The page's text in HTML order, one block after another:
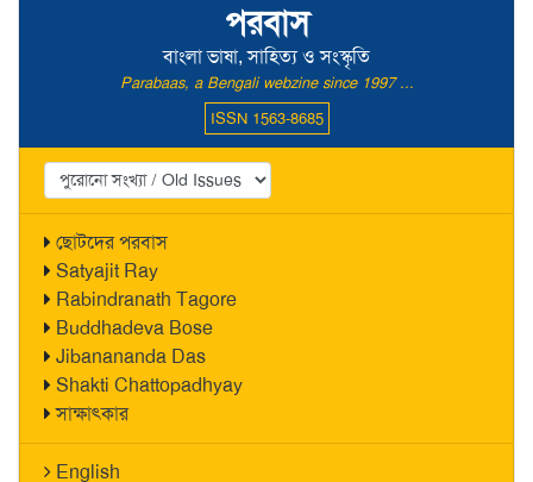
পরবাস
বাংলা ভাষা, সাহিত্য ও সংস্কৃতি
Parabaas, a Bengali webzine since 1997 ...
ISSN 1563-8685
ছোটদের পরবাস
Satyajit Ray
Rabindranath Tagore
Buddhadeva Bose
Jibanananda Das
Shakti Chattopadhyay
সাক্ষাৎকার
English